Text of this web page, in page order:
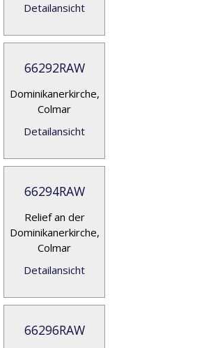
Detailansicht
66292RAW
Dominikanerkirche,
Colmar
Detailansicht
66294RAW
Relief an der
Dominikanerkirche,
Colmar
Detailansicht
66296RAW